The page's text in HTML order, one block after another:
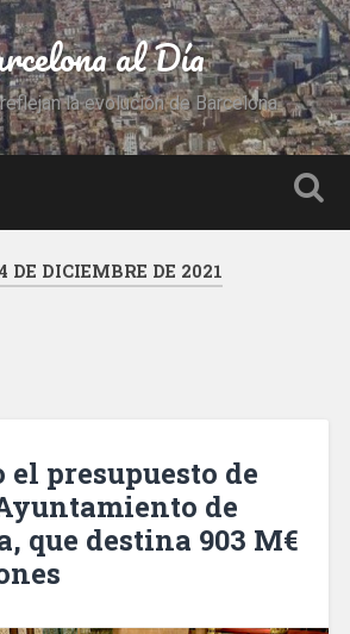
al Día
la evolución de Barcelona
DE DICIEMBRE DE 2021
el presupuesto de
de
que destina 903 M€